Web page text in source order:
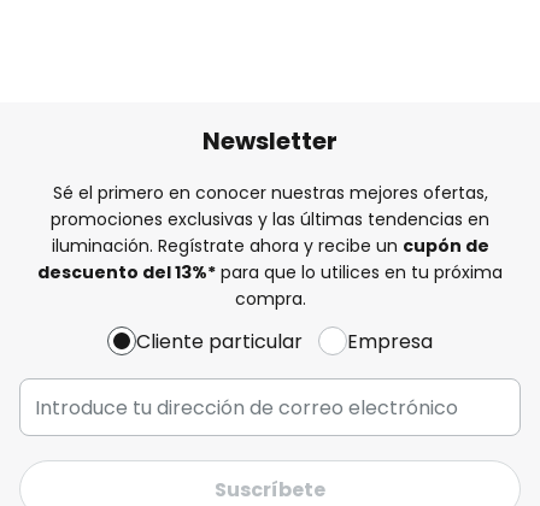
Newsletter
Sé el primero en conocer nuestras mejores ofertas,
promociones exclusivas y las últimas tendencias en
iluminación. Regístrate ahora y recibe un cupón de
descuento del13%* para que lo utilices en tu próxima
compra.
Cliente particular Empresa
Suscríbete